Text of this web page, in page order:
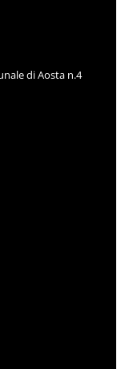
di Aosta n.4